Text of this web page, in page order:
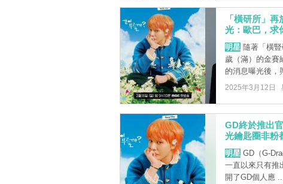
「橫研所」
光：歐巴，求
明星隨著「橫豎
歲（滿）的金賽
的消息曝光後，
2025年3月12日
GD終於推出
光鑰匙圈非粉
明星GD（G-
一直以來只有推
開了GD個人應